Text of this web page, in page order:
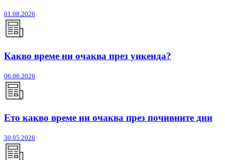
01.08.2026
Какво време ни очаква през уикенда?
06.06.2026
Ето какво време ни очаква през почивните дни
30.05.2026